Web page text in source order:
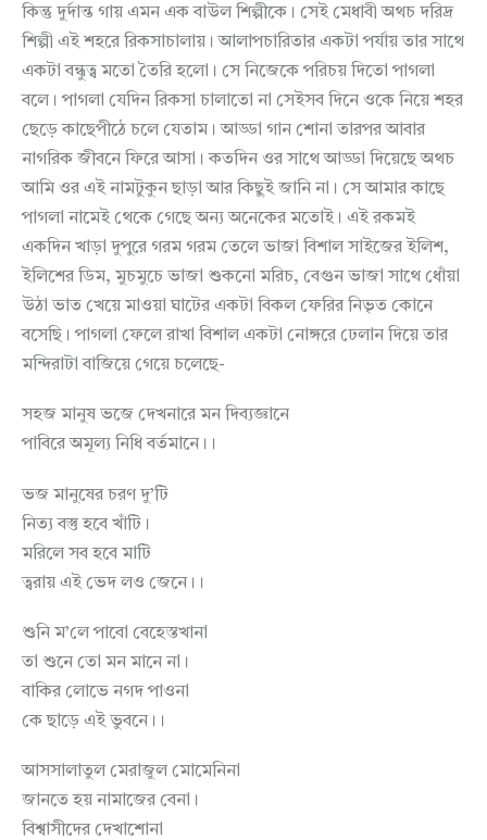
কিন্তু দুর্দান্ত গায় এমন এক বাউল শিল্পীকে। সেই মেধাবী অথচ দরিদ্র
শিল্পী এই শহরে রিকসাচালায়। আলাপচারিতার একটা পর্যায় তার সাথে
একটা বন্ধুত্ব মতো তৈরি হলো। সে নিজেকে পরিচয় দিতো পাগলা
বলে। পাগলা যেদিন রিকসা চালাতো না সেইসব দিনে ওকে নিয়ে শহর
ছেড়ে কাছেপীঠে চলে যেতাম। আড্ডা গান শোনা তারপর আবার
নাগরিক জীবনে ফিরে আসা। কতদিন ওর সাথে আড্ডা দিয়েছে অথচ
আমি ওর এই নামটুকুন ছাড়া আর কিছুই জানি না। সে আমার কাছে
পাগলা নামেই থেকে গেছে অন্য অনেকের মতোই। এই রকমই
একদিন খাড়া দুপুরে গরম গরম তেলে ভাজা বিশাল সাইজের ইলিশ,
ইলিশের ডিম, মুচমুচে ভাজা শুকনো মরিচ, বেগুন ভাজা সাথে ধোঁয়া
উঠা ভাত খেয়ে মাওয়া ঘাটের একটা বিকল ফেরির নিভৃত কোনে
বসেছি। পাগলা ফেলে রাখা বিশাল একটা নোঙ্গরে ঢেলান দিয়ে তার
মন্দিরাটা বাজিয়ে গেয়ে চলেছে-
সহজ মানুষ ভজে দেখনারে মন দিব্যজ্ঞানে
পাবিরে অমূল্য নিধি বর্তমানে।।
ভজ মানুষের চরণ দু’টি
নিত্য বস্তু হবে খাঁটি।
মরিলে সব হবে মাটি
ত্বরায় এই ভেদ লও জেনে।।
শুনি ম’লে পাবো বেহেস্তখানা
তা শুনে তো মন মানে না।
বাকির লোভে নগদ পাওনা
কে ছাড়ে এই ভুবনে।।
আসসালাতুল মেরাজুল মোমেনিনা
জানতে হয় নামাজের বেনা।
বিশ্বাসীদের দেখাশোনা